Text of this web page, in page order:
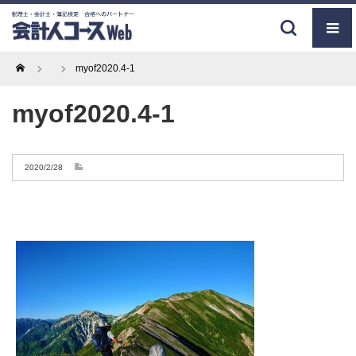
Home myof2020.4-1
myof2020.4-1
2020/2/28